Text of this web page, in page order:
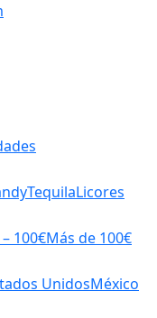
TequilaLicores
100€Más de 100€
UnidosMéxico